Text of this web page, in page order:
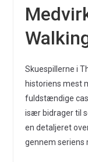
Skuespillerne i
historiens mest
fuldstændige
især bidrager til
en detaljeret
gennem seriens